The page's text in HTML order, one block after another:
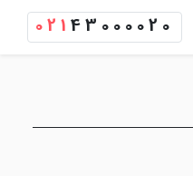
021 43000020